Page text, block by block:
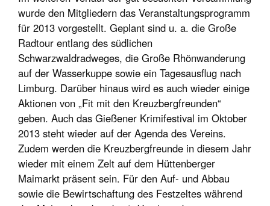
wurde den Mitgliedern das Veranstaltungsprogramm
für 2013 vorgestellt. Geplant sind u. a. die Große
Radtour entlang des südlichen
Schwarzwaldradweges, die Große Rhönwanderung
auf der Wasserkuppe sowie ein Tagesausflug nach
Limburg. Darüber hinaus wird es auch wieder einige
Aktionen von „Fit mit den Kreuzbergfreunden“
geben. Auch das Gießener Krimifestival im Oktober
2013 steht wieder auf der Agenda des Vereins.
Zudem werden die Kreuzbergfreunde in diesem Jahr
wieder mit einem Zelt auf dem Hüttenberger
Maimarkt präsent sein. Für den Auf- und Abbau
sowie die Bewirtschaftung des Festzeltes während